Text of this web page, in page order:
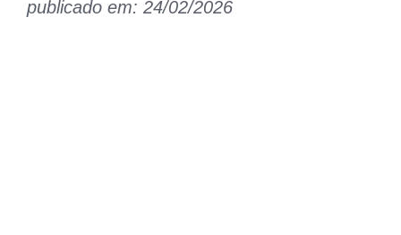
publicado em: 24/02/2026